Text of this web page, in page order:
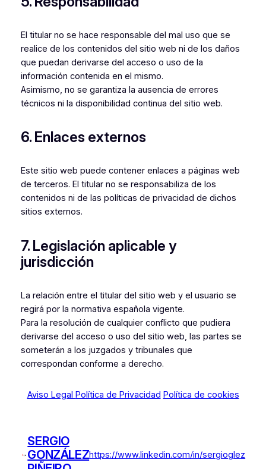
El titular no se hace responsable del mal uso que se
realice de los contenidos del sitio web ni de los daños
que puedan derivarse del acceso o uso de la
información contenida en el mismo.
Asimismo, no se garantiza la ausencia de errores
técnicos ni la disponibilidad continua del sitio web.
6. Enlaces externos
Este sitio web puede contener enlaces a páginas web
de terceros. El titular no se responsabiliza de los
contenidos ni de las políticas de privacidad de dichos
sitios externos.
7. Legislación aplicable y
jurisdicción
La relación entre el titular del sitio web y el usuario se
regirá por la normativa española vigente.
Para la resolución de cualquier conflicto que pudiera
derivarse del acceso o uso del sitio web, las partes se
someterán a los juzgados y tribunales que
correspondan conforme a derecho.
Aviso Legal Política de Privacidad Política de cookies
SERGIO
GONZÁLEZhttps://www.linkedin.com/in/sergioglez